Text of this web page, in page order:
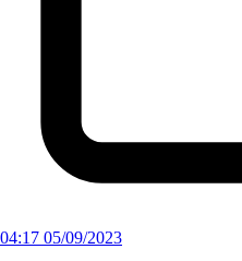
04:17 05/09/2023